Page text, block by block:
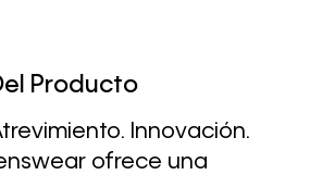
Producto
Innovación.
ofrece una